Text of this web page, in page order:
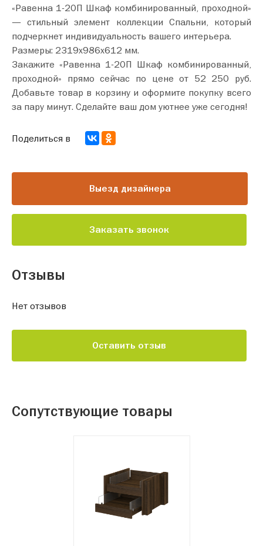
«Равенна 1-20П Шкаф комбинированный, проходной»
— стильный элемент коллекции Спальни, который
подчеркнет индивидуальность вашего интерьера.
Размеры: 2319х986х612 мм.
Закажите «Равенна 1-20П Шкаф комбинированный,
проходной» прямо сейчас по цене от 52 250 руб.
Добавьте товар в корзину и оформите покупку всего
за пару минут. Сделайте ваш дом уютнее уже сегодня!
Выезд дизайнера
Заказать звонок
Поделиться в
Отзывы
Нет отзывов
Оставить отзыв
Сопутствующие товары